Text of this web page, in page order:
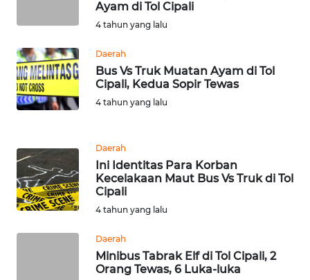
Ayam di Tol Cipali
4 tahun yang lalu
Daerah
Bus Vs Truk Muatan Ayam di Tol
Cipali, Kedua Sopir Tewas
4 tahun yang lalu
Daerah
Ini Identitas Para Korban
Kecelakaan Maut Bus Vs Truk di Tol
Cipali
4 tahun yang lalu
Daerah
Minibus Tabrak Elf di Tol Cipali, 2
Orang Tewas, 6 Luka-luka
SULTENG
WN
SULBAR
BABEL
WN
SUMBAR